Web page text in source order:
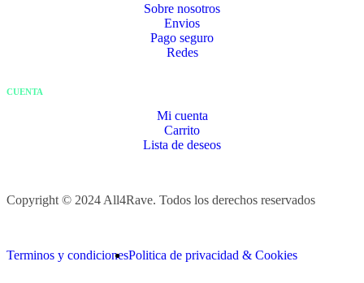
Sobre nosotros
Envios
Pago seguro
Redes
CUENTA
Mi cuenta
Carrito
Lista de deseos
Copyright © 2024 All4Rave. Todos los derechos reservados
Terminos y condicionesPolitica de privacidad & Cookies